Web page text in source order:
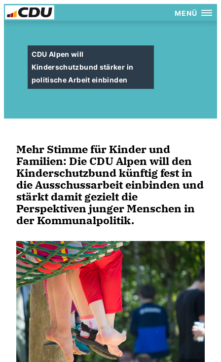
MENÜ
CDU Alpen will
Kinderschutzbund stärker in
politische Arbeit einbinden
Mehr Stimme für Kinder und
Familien: Die CDU Alpen will den
Kinderschutzbund künftig fest in
die Ausschussarbeit einbinden und
stärkt damit gezielt die
Perspektiven junger Menschen in
der Kommunalpolitik.